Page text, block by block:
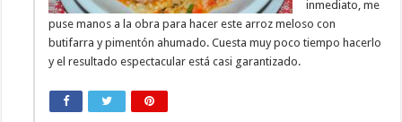
inmediato, me
puse manos a la obra para hacer este arroz meloso con
butifarra y pimentón ahumado. Cuesta muy poco tiempo hacerlo
y el resultado espectacular está casi garantizado.